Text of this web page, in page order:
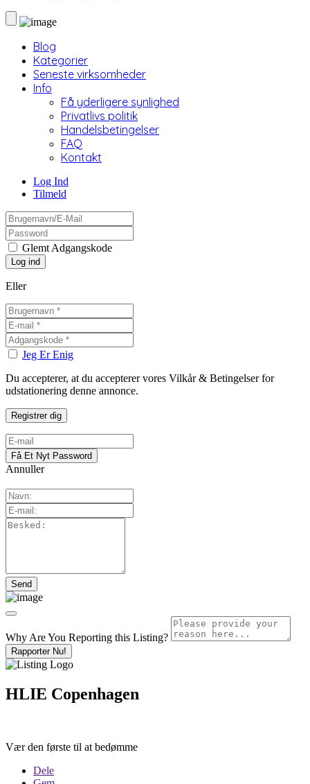
Blog
Kategorier
Seneste virksomheder
Info
Få yderligere synlighed
Privatlivs politik
Handelsbetingelser
FAQ
Kontakt
Log Ind
Tilmeld
Glemt Adgangskode
Eller
Jeg Er Enig
Du accepterer, at du accepterer vores Vilkår & Betingelser for
udstationering denne annonce.
Annuller
Why Are You Reporting this Listing?
Rapporter Nu!
HLIE Copenhagen
Vær den første til at bedømme
Dele